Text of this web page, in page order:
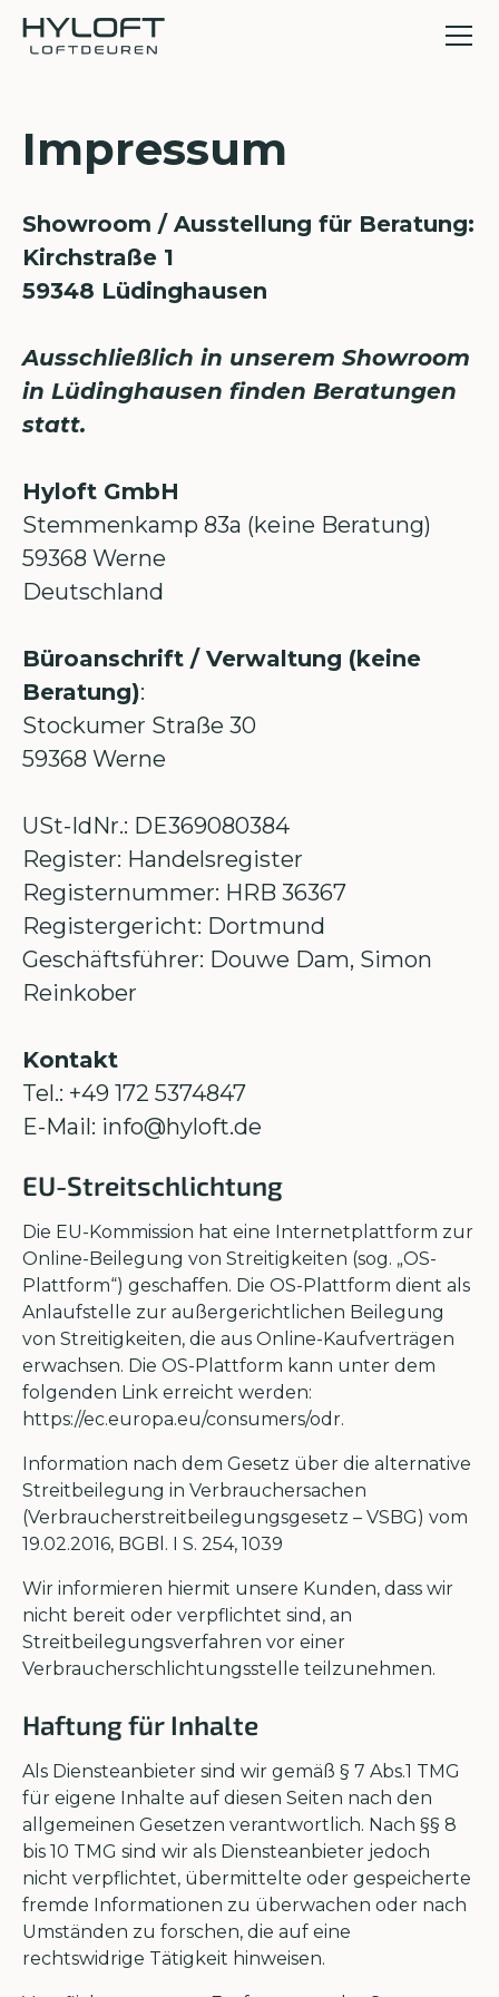
Impressum
Showroom / Ausstellung für Beratung:
Kirchstraße 1
59348 Lüdinghausen
Ausschließlich in unserem Showroom
in Lüdinghausen finden Beratungen
statt.
Hyloft GmbH
Stemmenkamp 83a (keine Beratung)
59368 Werne
Deutschland
Büroanschrift / Verwaltung (keine
Beratung):
Stockumer Straße 30
59368 Werne
USt-IdNr.: DE369080384
Register: Handelsregister
Registernummer: HRB 36367
Registergericht: Dortmund
Geschäftsführer: Douwe Dam, Simon
Reinkober
Kontakt
Tel.: +49 172 5374847
E-Mail: info@hyloft.de
EU-Streitschlichtung
Die EU-Kommission hat eine Internetplattform zur
Online-Beilegung von Streitigkeiten (sog. „OS-
Plattform“) geschaffen. Die OS-Plattform dient als
Anlaufstelle zur außergerichtlichen Beilegung
von Streitigkeiten, die aus Online-Kaufverträgen
erwachsen. Die OS-Plattform kann unter dem
folgenden Link erreicht werden:
https://ec.europa.eu/consumers/odr.
Information nach dem Gesetz über die alternative
Streitbeilegung in Verbrauchersachen
(Verbraucherstreitbeilegungsgesetz – VSBG) vom
19.02.2016, BGBl. I S. 254, 1039
Wir informieren hiermit unsere Kunden, dass wir
nicht bereit oder verpflichtet sind, an
Streitbeilegungsverfahren vor einer
Verbraucherschlichtungsstelle teilzunehmen.
Haftung für Inhalte
Als Diensteanbieter sind wir gemäß § 7 Abs.1 TMG
für eigene Inhalte auf diesen Seiten nach den
allgemeinen Gesetzen verantwortlich. Nach §§ 8
bis 10 TMG sind wir als Diensteanbieter jedoch
nicht verpflichtet, übermittelte oder gespeicherte
fremde Informationen zu überwachen oder nach
Umständen zu forschen, die auf eine
rechtswidrige Tätigkeit hinweisen.